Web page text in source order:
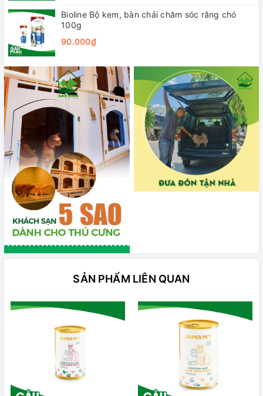
Bioline Bộ kem, bàn chải chăm sóc răng chó
100g
90.000₫
SẢN PHẨM LIÊN QUAN